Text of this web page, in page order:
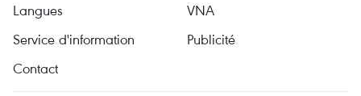
Langues
VNA
Service d'information
Publicité
Contact